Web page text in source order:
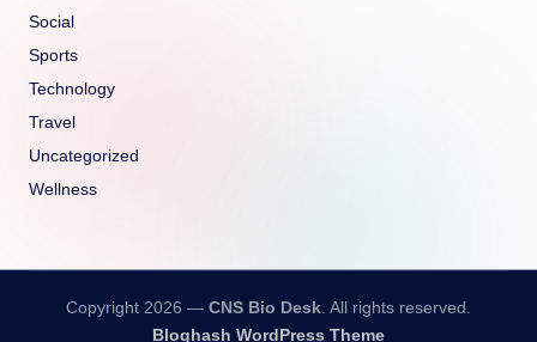
Social
Sports
Technology
Travel
Uncategorized
Wellness
Copyright 2026 — CNS Bio Desk. All rights reserved.
Bloghash WordPress Theme